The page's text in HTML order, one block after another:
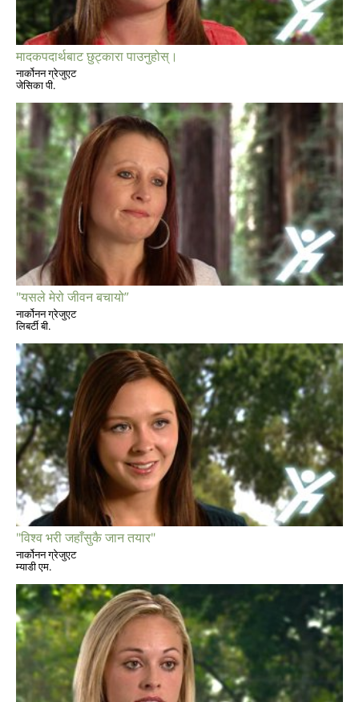
मादकपदार्थबाट छुट्कारा पाउनुहोस्।
नार्कोनन ग्रेजुएट
जेसिका पी.
"यसले मेरो जीवन बचायो”
नार्कोनन ग्रेजुएट
लिबर्टी बी.
"विश्व भरी जहाँसुकै जान तयार"
नार्कोनन ग्रेजुएट
म्याडी एम.